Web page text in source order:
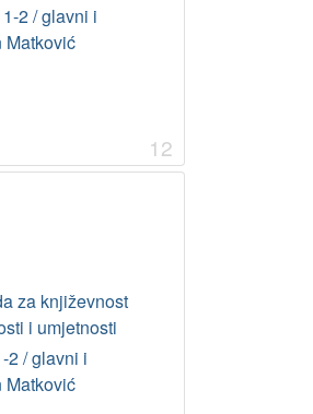
2 / glavni i
Matković
12
za književnost
i umjetnosti
2 / glavni i
Matković